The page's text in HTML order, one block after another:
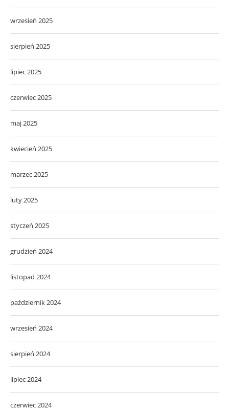
wrzesień 2025
sierpień 2025
lipiec 2025
czerwiec 2025
maj 2025
kwiecień 2025
marzec 2025
luty 2025
styczeń 2025
grudzień 2024
listopad 2024
październik 2024
wrzesień 2024
sierpień 2024
lipiec 2024
czerwiec 2024